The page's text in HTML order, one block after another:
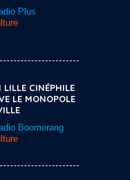
Plus
LILLE CINÉPHILE
LE MONOPOLE
Boomerang